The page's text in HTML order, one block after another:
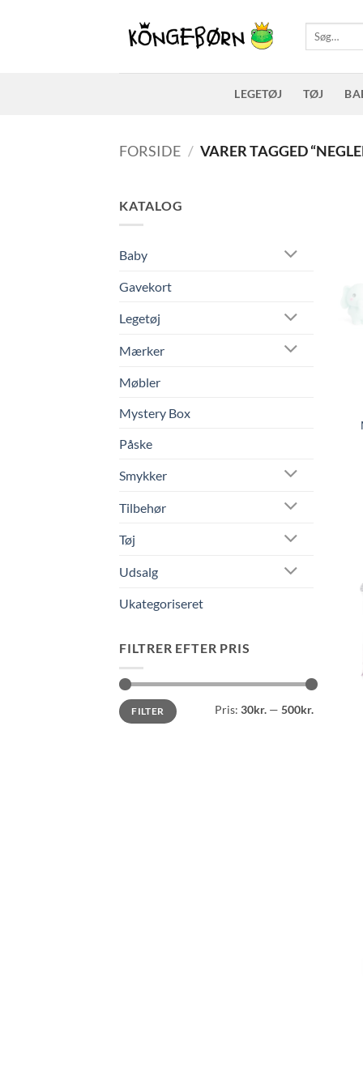
Søg
efter:
LEGETØJ TØJ
FORSIDE / VARER TAGGED
KATALOG
Baby
Gavekort
Legetøj
Mærker
Møbler
Mystery Box
Påske
Smykker
Tilbehør
Tøj
Udsalg
Ukategoriseret
FILTRER EFTER PRIS
Mindste
pris
Højeste
prisFILTER Pris: 30kr. — 500kr.